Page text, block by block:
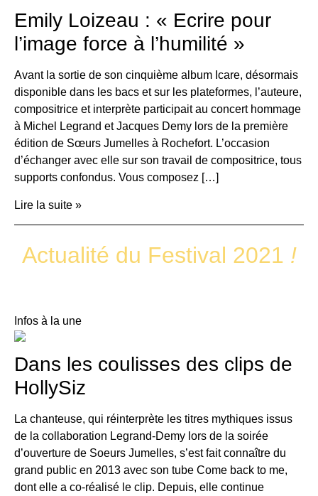
Emily Loizeau : « Ecrire pour
l’image force à l’humilité »
Avant la sortie de son cinquième album Icare, désormais
disponible dans les bacs et sur les plateformes, l’auteure,
compositrice et interprète participait au concert hommage
à Michel Legrand et Jacques Demy lors de la première
édition de Sœurs Jumelles à Rochefort. L’occasion
d’échanger avec elle sur son travail de compositrice, tous
supports confondus. Vous composez […]
Lire la suite »
Actualité du Festival 2021 !
Infos à la une
Dans les coulisses des clips de
HollySiz
La chanteuse, qui réinterprète les titres mythiques issus
de la collaboration Legrand-Demy lors de la soirée
d’ouverture de Soeurs Jumelles, s’est fait connaître du
grand public en 2013 avec son tube Come back to me,
dont elle a co-réalisé le clip. Depuis, elle continue